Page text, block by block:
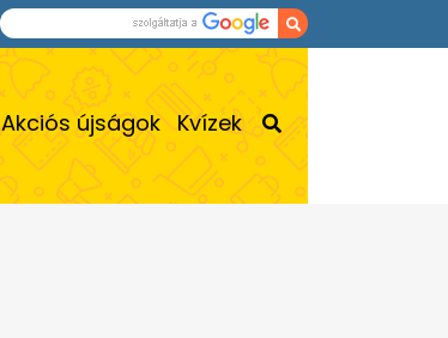
Akciós újságok Kvízek